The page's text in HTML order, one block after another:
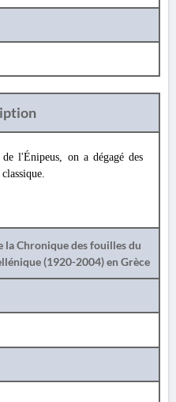
l'Énipeus, on a dégagé des
la Chronique des fouilles du
(1920-2004) en Grèce